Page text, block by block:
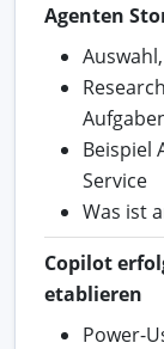
Agenten
Beispiel
Service
Was ist
Copilot
etablieren
Power-